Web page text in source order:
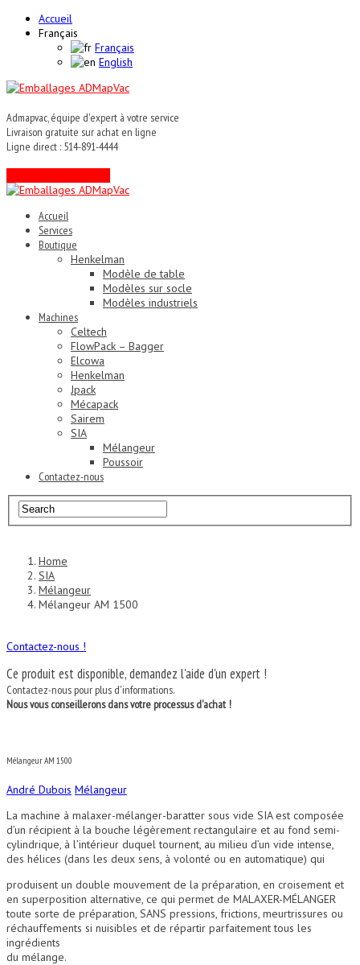
Accueil
Français
Français
English
Admapvac, équipe d'expert à votre service
Livraison gratuite sur achat en ligne
Ligne direct : 514-891-4444
Accueil
Services
Boutique
Henkelman
Modèle de table
Modèles sur socle
Modèles industriels
Machines
Celtech
FlowPack – Bagger
Elcowa
Henkelman
Jpack
Mécapack
Sairem
SIA
Mélangeur
Poussoir
Contactez-nous
Home
SIA
Mélangeur
Mélangeur AM 1500
Contactez-nous !
Ce produit est disponible, demandez l'aide d'un expert !
Contactez-nous pour plus d'informations.
Nous vous conseillerons dans votre processus d'achat !
Mélangeur AM 1500
André Dubois Mélangeur
La machine à malaxer-mélanger-baratter sous vide SIA est composée
d’un récipient à la bouche légèrement rectangulaire et au fond semi-
cylindrique, à l’intérieur duquel tournent, au milieu d’un vide intense,
des hélices (dans les deux sens, à volonté ou en automatique) qui
produisent un double mouvement de la préparation, en croisement et
en superposition alternative, ce qui permet de MALAXER-MÉLANGER
toute sorte de préparation, SANS pressions, frictions, meurtrissures ou
réchauffements si nuisibles et de répartir parfaitement tous les
ingrédients
du mélange.